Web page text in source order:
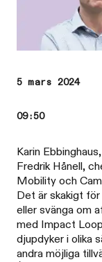
5 mars 2024
09:50
Karin
Fredrik Hånell,
Mobility och
Det är skakigt
eller svänga om
med Impact
djupdyker i olika
andra möjliga